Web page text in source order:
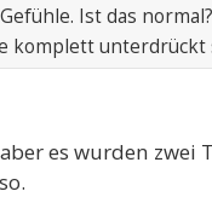
Ist das
komplett unterdrückt
es wurden zwei